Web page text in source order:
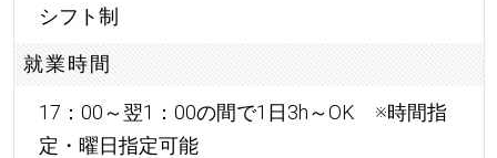
シフト制
就業時間
17：00～翌1：00の間で1日3h～OK ※時間指
定・曜日指定可能